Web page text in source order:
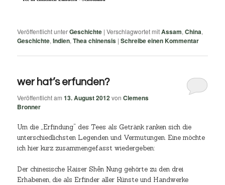
Veröffentlicht unterGeschichte |Verschlagwortet mitAssam,China,
Geschichte,Indien,Thea chinensis |Schreibe einen Kommentar
wer hat’s erfunden?
Veröffentlicht am13. August 2012vonClemens
Bronner
Um die „Erfindung“ des Tees als Getränk ranken sich die
unterschiedlichsten Legenden und Vermutungen. Eine möchte
ich hier kurz zusammengefasst wiedergeben:
Der chinesische Kaiser Shên Nung gehörte zu den drei
Erhabenen, die als Erfinder aller Künste und Handwerke